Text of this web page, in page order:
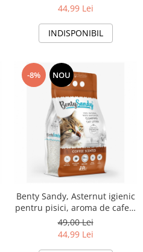
44,99 Lei
INDISPONIBIL
-8% NOU
Benty Sandy, Asternut igienic
pentru pisici, aroma de cafea,
10l
49,00 Lei
44,99 Lei